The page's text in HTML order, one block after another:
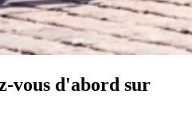
vous d'abord sur